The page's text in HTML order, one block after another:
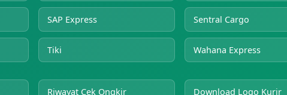
SAP Express Sentral Cargo
Tiki Wahana Express
Riwayat Cek Ongkir Download Logo Kurir